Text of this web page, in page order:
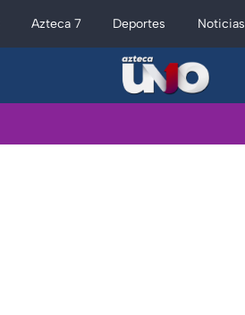
Azteca 7 Deportes Noticias